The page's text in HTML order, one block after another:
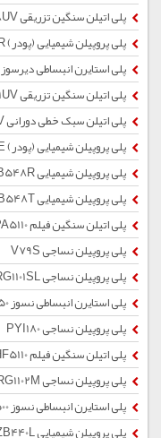
پلی اتیلن سنگین تزریقی 52B18UV
پلی پروپیلن شیمیایی (پودر) EPC40R
پلی استایرن انبساطی دیرسوز F300
پلی اتیلن سنگین تزریقی 52B11UV
پلی اتیلن سبک خطی دورانی 32604UV
پلی پروپیلن شیمیایی (پودر) EP2X83CE
پلی پروپیلن شیمیایی ZB548R
پلی پروپیلن شیمیایی ZB548T
پلی اتیلن سنگین فیلم PPA5110
پلی پروپیلن نساجی V79S
پلی پروپیلن نساجی RG1101SL
پلی استایرن انبساطی نسوز SE450
پلی پروپیلن نساجی PYI180
پلی اتیلن سنگین فیلم HF5110
پلی پروپیلن نساجی RG1102M
پلی استایرن انبساطی نسوز W500
پلی پروپیلن شیمیایی ZB440L